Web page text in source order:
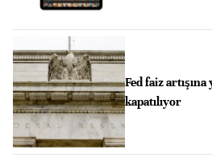
Fed faiz
kapatılıyor